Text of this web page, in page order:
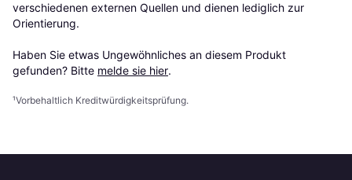
verschiedenen externen Quellen und dienen lediglich zur
Orientierung.
Haben Sie etwas Ungewöhnliches an diesem Produkt
gefunden? Bitte melde sie hier.
¹Vorbehaltlich Kreditwürdigkeitsprüfung.